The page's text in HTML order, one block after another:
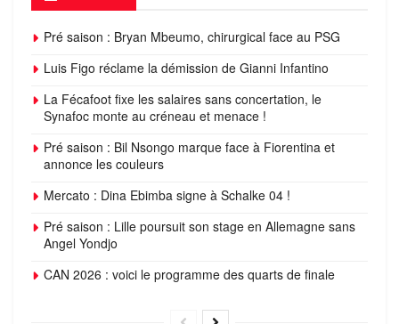
Pré saison : Bryan Mbeumo, chirurgical face au PSG
Luis Figo réclame la démission de Gianni Infantino
La Fécafoot fixe les salaires sans concertation, le
Synafoc monte au créneau et menace !
Pré saison : Bil Nsongo marque face à Fiorentina et
annonce les couleurs
Mercato : Dina Ebimba signe à Schalke 04 !
Pré saison : Lille poursuit son stage en Allemagne sans
Angel Yondjo
CAN 2026 : voici le programme des quarts de finale